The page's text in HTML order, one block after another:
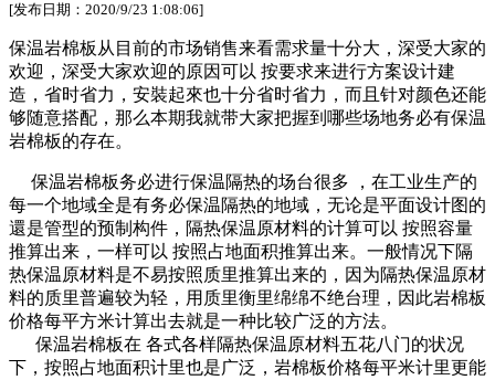
[发布日期：2020/9/23 1:08:06]
保温岩棉板从目前的市场销售来看需求量十分大，深受大家的
欢迎，深受大家欢迎的原因可以 按要求来进行方案设计建
造，省时省力，安裝起來也十分省时省力，而且针对颜色还能
够随意搭配，那么本期我就带大家把握到哪些场地务必有保温
岩棉板的存在。
保温岩棉板务必进行保温隔热的场台很多 ，在工业生产的
每一个地域全是有务必保温隔热的地域，无论是平面设计图的
還是管型的预制构件，隔热保温原材料的计算可以 按照容量
推算出来，一样可以 按照占地面积推算出来。一般情况下隔
热保温原材料是不易按照质里推算出来的，因为隔热保温原材
料的质里普遍较为轻，用质里衡里绵绵不绝台理，因此岩棉板
价格每平方米计算出去就是一种比较广泛的方法。
保温岩棉板在 各式各样隔热保温原材料五花八门的状况
下，按照占地面积计里也是广泛，岩棉板价格每平米计里更能